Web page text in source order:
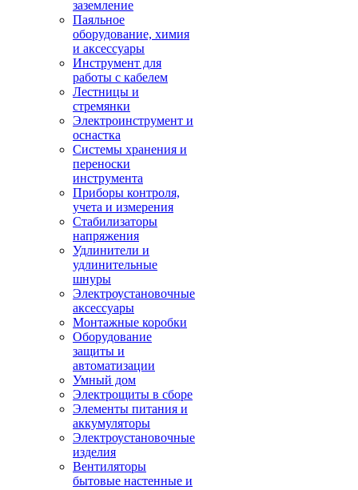
заземление
Паяльное
оборудование, химия
и аксессуары
Инструмент для
работы с кабелем
Лестницы и
стремянки
Электроинструмент и
оснастка
Системы хранения и
переноски
инструмента
Приборы контроля,
учета и измерения
Стабилизаторы
напряжения
Удлинители и
удлинительные
шнуры
Электроустановочные
аксессуары
Монтажные коробки
Оборудование
защиты и
автоматизации
Умный дом
Электрощиты в сборе
Элементы питания и
аккумуляторы
Электроустановочные
изделия
Вентиляторы
бытовые настенные и